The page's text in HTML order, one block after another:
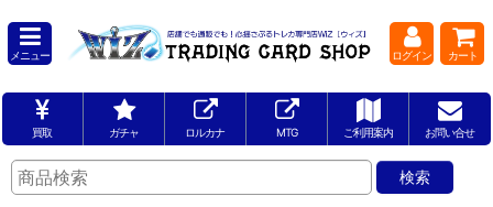
メニュー ログイン カート
買取 ガチャ ロルカナ MTG ご利用案内 お問い合せ